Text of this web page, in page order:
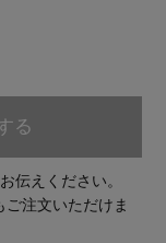
る
伝えください。
注文いただけま